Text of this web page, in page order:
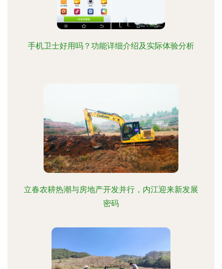
手机卫士好用吗？功能详细介绍及实际体验分析
立春农耕热潮与房地产开发并行，内江迎来新发展
密码